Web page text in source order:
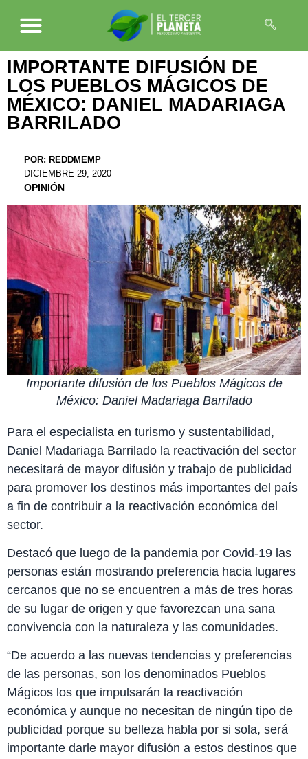
IMPORTANTE DIFUSIÓN DE
LOS PUEBLOS MÁGICOS DE
MÉXICO: DANIEL MADARIAGA
BARRILADO
POR: REDDMEMP
DICIEMBRE 29, 2020
OPINIÓN
Importante difusión de los Pueblos Mágicos de
México: Daniel Madariaga Barrilado
Para el especialista en turismo y sustentabilidad,
Daniel Madariaga Barrilado la reactivación del sector
necesitará de mayor difusión y trabajo de publicidad
para promover los destinos más importantes del país
a fin de contribuir a la reactivación económica del
sector.
Destacó que luego de la pandemia por Covid-19 las
personas están mostrando preferencia hacia lugares
cercanos que no se encuentren a más de tres horas
de su lugar de origen y que favorezcan una sana
convivencia con la naturaleza y las comunidades.
“De acuerdo a las nuevas tendencias y preferencias
de las personas, son los denominados Pueblos
Mágicos los que impulsarán la reactivación
económica y aunque no necesitan de ningún tipo de
publicidad porque su belleza habla por si sola, será
importante darle mayor difusión a estos destinos que